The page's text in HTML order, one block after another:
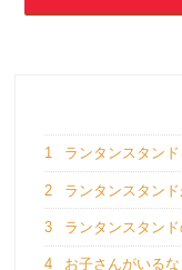
1 ランタンスタン
2 ランタンスタン
3 ランタンスタン
4 お子さんがいる